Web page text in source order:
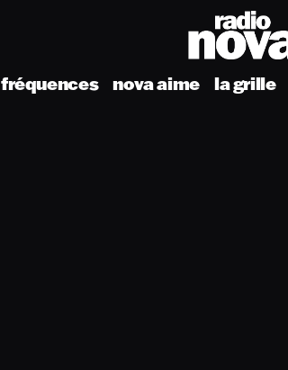
fréquences nova aime la grille